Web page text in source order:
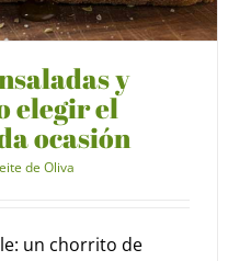
y
elegir el
ocasión
de Oliva
un chorrito de